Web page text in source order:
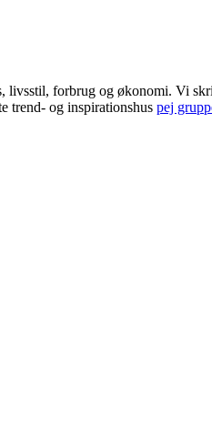
forbrug og økonomi. Vi
trend- og inspirationshus pej